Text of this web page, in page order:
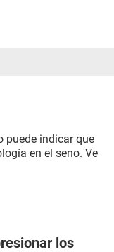
puede indicar que
en el seno. Ve
los